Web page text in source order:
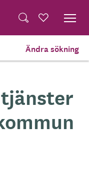
Ändra sökning
Translate